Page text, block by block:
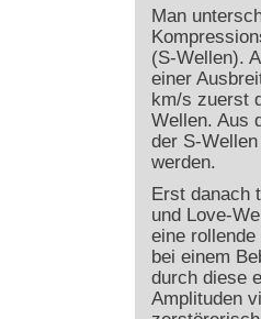
Man
(S-Wellen).
einer
km/s zuerst
Wellen. Aus
der S-
werden.
Erst danach
und Love-
eine
bei einem
durch diese
Amplituden